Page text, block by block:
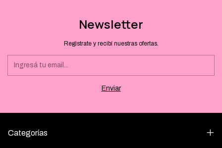
Newsletter
Registrate y recibí nuestras ofertas.
Categorías